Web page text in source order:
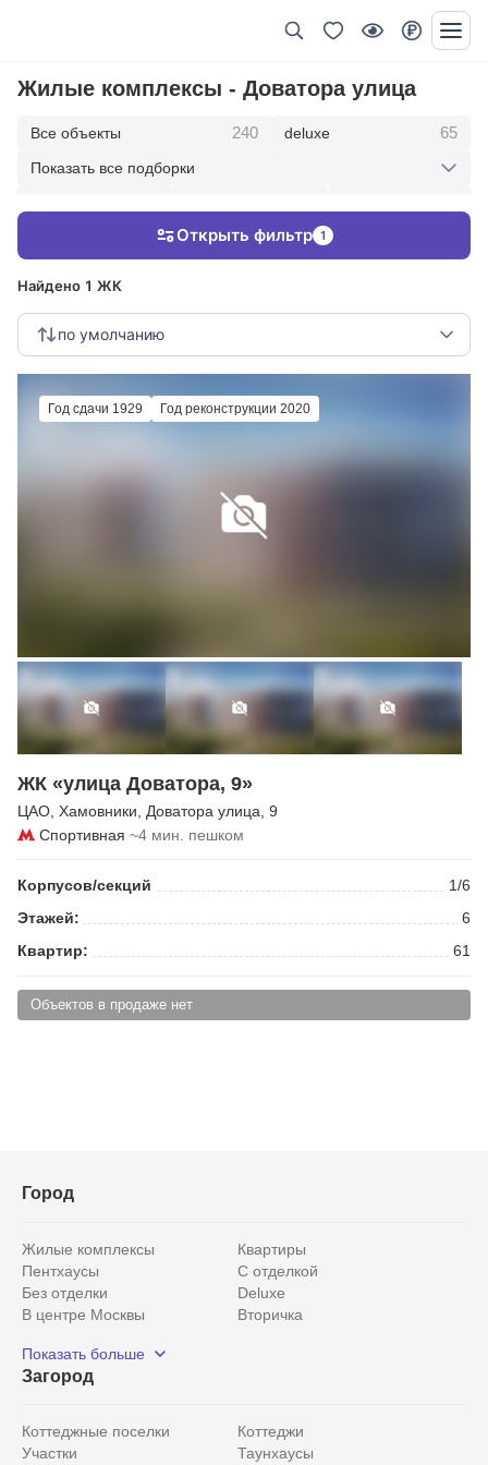
Жилые комплексы - Доватора улица
Все объекты 240 deluxe 65
123 клубные дома
Показать все подборки
Найдено 1 ЖК
по умолчанию
Открыть фильтр 1
Год сдачи 1929 Год реконструкции 2020
ЖК «улица Доватора, 9»
ЦАО Хамовники Доватора улица , 9
Спортивная ~4 мин. пешком
Корпусов/секций
1/6
Этажей:
6
Квартир:
61
Объектов в продаже нет
Город
Жилые комплексы
Квартиры
Пентхаусы
С отделкой
Без отделки
Deluxe
В центре Москвы
Вторичка
Рядом с парком
С панорамными окнами
Показать больше
Загород
Коттеджные поселки
Коттеджи
Участки
Таунхаусы